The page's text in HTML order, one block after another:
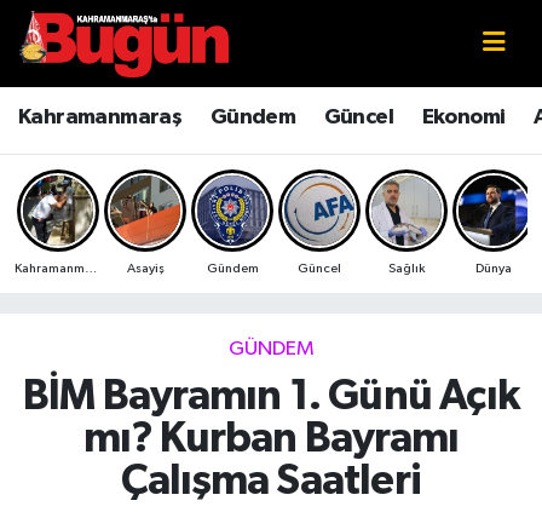
Kahramanmaraş Gündem Güncel Ekonomi
Asayiş Gündem Güncel Sağlık Dünya
GÜNDEM
BİM Bayramın 1. Günü Açık
mı? Kurban Bayramı
Çalışma Saatleri
Kahramanmaraş
Kahramanmaraş Sokak Röportajları
Bilim ve Teknoloji
Çevre
Ekonomi
Kahramanmaraş Nöbetçi Eczaneler
Kahramanmaraş Hava Durumu
Kahramanmaraş Namaz Vakitleri
Kahramanmaraş Trafik Yoğunluk Haritası
Süper Lig Puan Durumu ve Fikstür
Tüm Manşetler
Son Dakika Haberleri